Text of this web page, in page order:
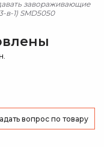
завораживающие
в-1) SMD5050
вопроспо товару